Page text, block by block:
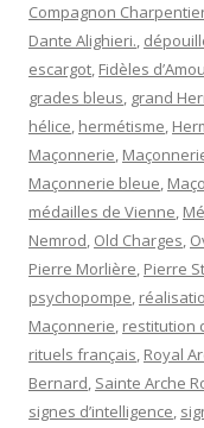
Compagnon
Dante Alighieri.,
escargot, Fidèles
grades bleus, grand
hélice, hermétisme,
Maçonnerie,
Maçonnerie bleue,
médailles de Vienne,
Nemrod, Old Charges,
Pierre Morlière, Pierre
psychopompe,
Maçonnerie, restitution
rituels français, Royal
Bernard, Sainte Arche
signes d’intelligence,